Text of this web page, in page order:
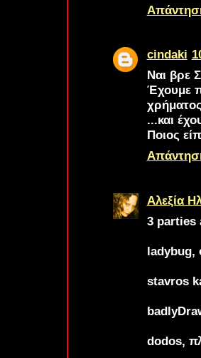
cindaki
Ναι βρε
Έχουμε
...και
Ποιος
Αλεξία
3 parties
ladybug,
stavros
dodos,